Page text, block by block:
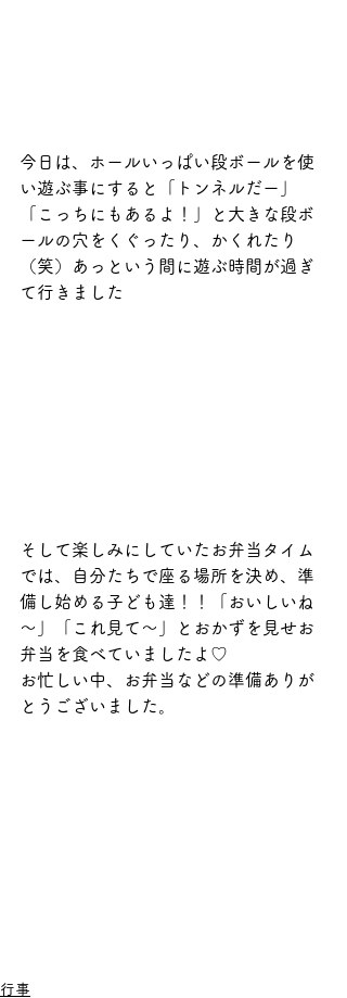
今日は、ホールいっぱい段ボールを使
い遊ぶ事にすると「トンネルだー」
「こっちにもあるよ！」と大きな段ボ
ールの穴をくぐったり、かくれたり
（笑）あっという間に遊ぶ時間が過ぎ
て行きました
そして楽しみにしていたお弁当タイム
では、自分たちで座る場所を決め、準
備し始める子ども達！！「おいしいね
～」「これ見て～」とおかずを見せお
弁当を食べていましたよ♡
お忙しい中、お弁当などの準備ありが
とうございました。
行事